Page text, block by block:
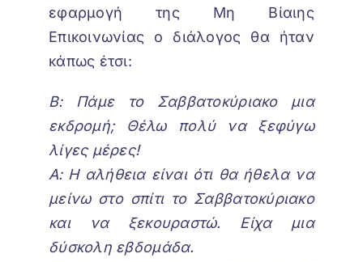
εφαρμογή της Μη Βίαιης
Επικοινωνίας ο διάλογος θα ήταν
κάπως έτσι:
Β: Πάμε το Σαββατοκύριακο μια
εκδρομή; Θέλω πολύ να ξεφύγω
λίγες μέρες!
Α: Η αλήθεια είναι ότι θα ήθελα να
μείνω στο σπίτι το Σαββατοκύριακο
και να ξεκουραστώ. Είχα μια
δύσκολη εβδομάδα.